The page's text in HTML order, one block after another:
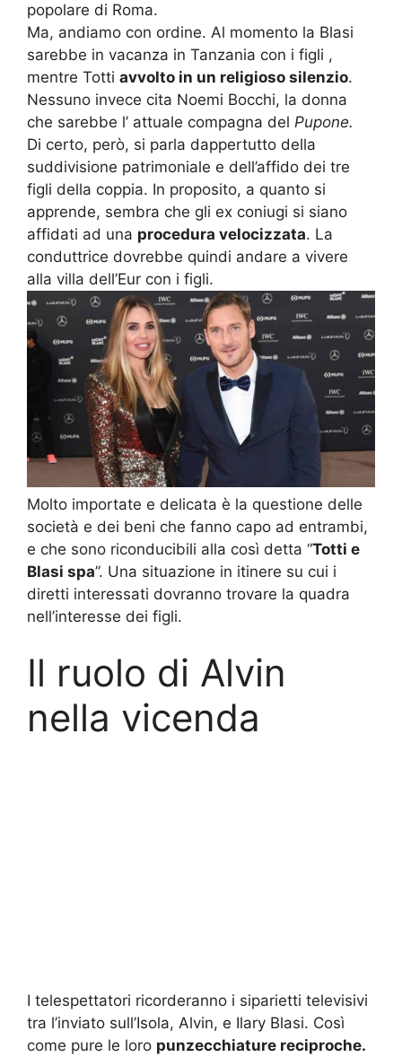
popolare di Roma.
Ma, andiamo con ordine. Al momento la Blasi
sarebbe in vacanza in Tanzania con i figli ,
mentre Totti avvolto in un religioso silenzio.
Nessuno invece cita Noemi Bocchi, la donna
che sarebbe l’ attuale compagna del Pupone.
Di certo, però, si parla dappertutto della
suddivisione patrimoniale e dell’affido dei tre
figli della coppia. In proposito, a quanto si
apprende, sembra che gli ex coniugi si siano
affidati ad una procedura velocizzata. La
conduttrice dovrebbe quindi andare a vivere
alla villa dell’Eur con i figli.
Molto importate e delicata è la questione delle
società e dei beni che fanno capo ad entrambi,
e che sono riconducibili alla così detta “Totti e
Blasi spa”. Una situazione in itinere su cui i
diretti interessati dovranno trovare la quadra
nell’interesse dei figli.
Il ruolo di Alvin
nella vicenda
I telespettatori ricorderanno i siparietti televisivi
tra l’inviato sull’Isola, Alvin, e Ilary Blasi. Così
come pure le loro punzecchiature reciproche.